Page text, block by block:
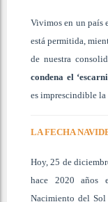
Vivimos en un país
está permitida,
de nuestra
condena el
es imprescindible
LA FECHA
Hoy, 25 de
hace 2020 años
Nacimiento del